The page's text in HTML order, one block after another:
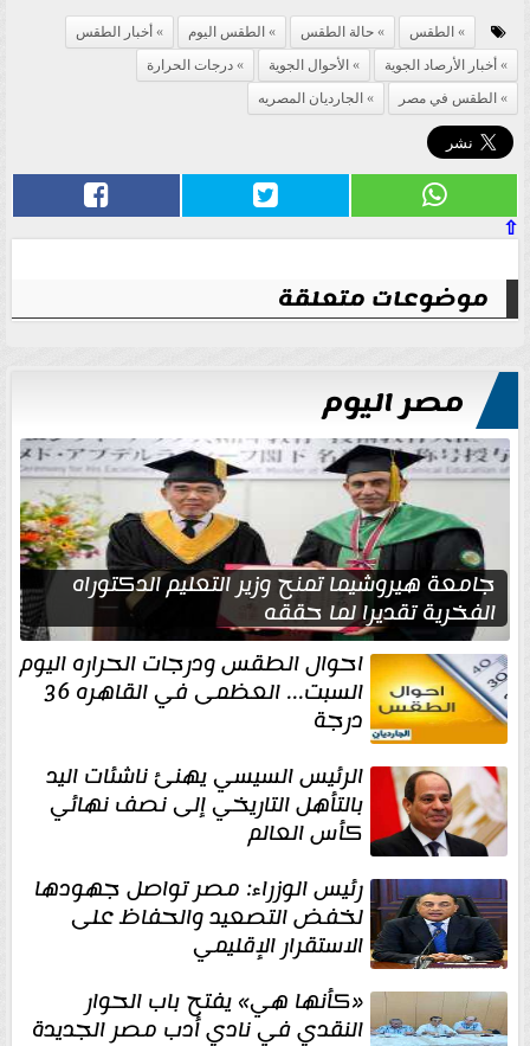
الطقس حالة الطقس الطقس اليوم
أخبار الطقس
أخبار الأرصاد الجوية
الأحوال الجوية
درجات الحرارة
الطقس في مصر
الجارديان المصريه
⇧
موضوعات متعلقة
مصر اليوم
جامعة هيروشيما تمنح وزير التعليم الدكتوراه
الفخرية تقديرا لما حققه
احوال الطقس ودرجات الحراره اليوم
السبت... العظمى في القاهره 36
درجة
الرئيس السيسي يهنئ ناشئات اليد
بالتأهل التاريخي إلى نصف نهائي
كأس العالم
رئيس الوزراء: مصر تواصل جهودها
لخفض التصعيد والحفاظ على
الاستقرار الإقليمي
«كأنها هي» يفتح باب الحوار
النقدي في نادي أدب مصر الجديدة